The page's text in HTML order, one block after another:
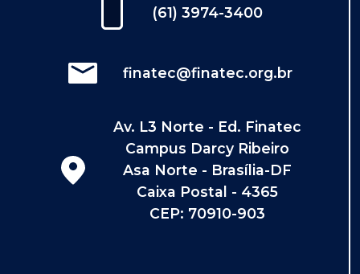
(61) 3974-3400
finatec@finatec.org.br
Av. L3 Norte - Ed. Finatec
Campus Darcy Ribeiro
Asa Norte - Brasília-DF
Caixa Postal - 4365
CEP: 70910-903